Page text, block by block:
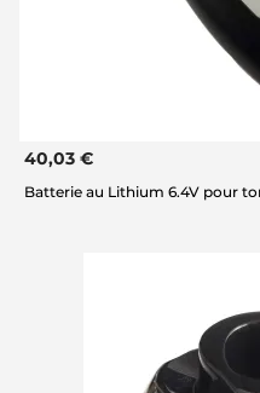
40,03 €
Batterie au Lithium 6.4V pour